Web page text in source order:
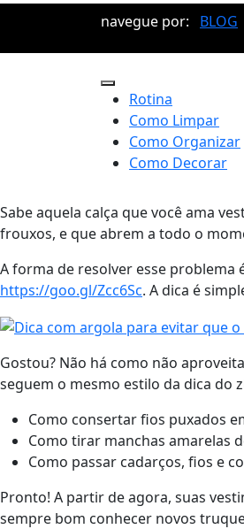
navegue por: BLOG
Rotina
Como Limpar
Como Organizar
Como Decorar
Sabe aquela calça que você ama
frouxos, e que abrem a todo o
A forma de resolver esse problema
https://goo.gl/Zcc6Sc. A dica é
Gostou? Não há como não
seguem o mesmo estilo da dica do
Como consertar fios puxados
Como tirar manchas amarelas
Como passar cadarços, fios e
Pronto! A partir de agora, suas
sempre bom conhecer novos